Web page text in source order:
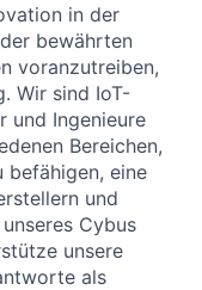
in der
bewährten
voranzutreiben,
Wir sind IoT-
und Ingenieure
Bereichen,
befähigen, eine
und
Cybus
unsere
als